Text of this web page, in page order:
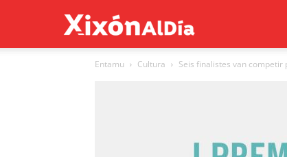
al
Entamu Cultura Seis finalistes van competir